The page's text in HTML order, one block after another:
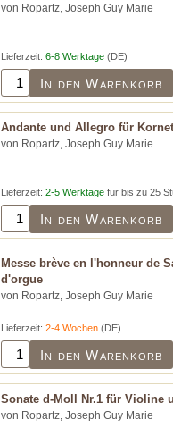
von Ropartz, Joseph Guy Marie
Lieferzeit: 6-8 Werktage (DE)
In den Warenkorb
Andante und Allegro für
von Ropartz, Joseph Guy Marie
Lieferzeit: 2-5 Werktage für bis zu 25
In den Warenkorb
Messe brève en l'honneur de
d'orgue
von Ropartz, Joseph Guy Marie
Lieferzeit: 2-4 Wochen (DE)
In den Warenkorb
Sonate d-Moll Nr.1 für Violine
von Ropartz, Joseph Guy Marie